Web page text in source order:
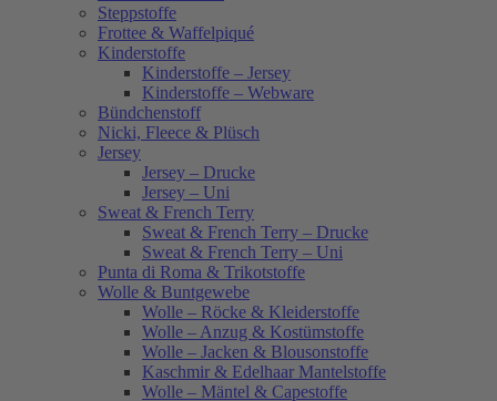
Steppstoffe
Frottee & Waffelpiqué
Kinderstoffe
Kinderstoffe – Jersey
Kinderstoffe – Webware
Bündchenstoff
Nicki, Fleece & Plüsch
Jersey
Jersey – Drucke
Jersey – Uni
Sweat & French Terry
Sweat & French Terry – Drucke
Sweat & French Terry – Uni
Punta di Roma & Trikotstoffe
Wolle & Buntgewebe
Wolle – Röcke & Kleiderstoffe
Wolle – Anzug & Kostümstoffe
Wolle – Jacken & Blousonstoffe
Kaschmir & Edelhaar Mantelstoffe
Wolle – Mäntel & Capestoffe